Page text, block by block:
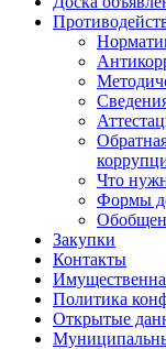
Что
Формы
Закупки
Контакты
Политика
Открытые